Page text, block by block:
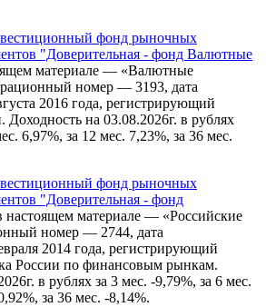
фонд рыночных
"Доверительная - фонд Валютные
материале — «Валютные
номер — 3193, дата
2016 года, регистрирующий
на 03.08.2026г. в рублях
6,97%, за 12 мес. 7,23%, за 36 мес.
фонд рыночных
"Доверительная - фонд
настоящем материале — «Российские
номер — 2744, дата
2014 года, регистрирующий
России по финансовым рынкам.
в рублях за 3 мес. -9,79%, за 6 мес.
за 36 мес. -8,14%.